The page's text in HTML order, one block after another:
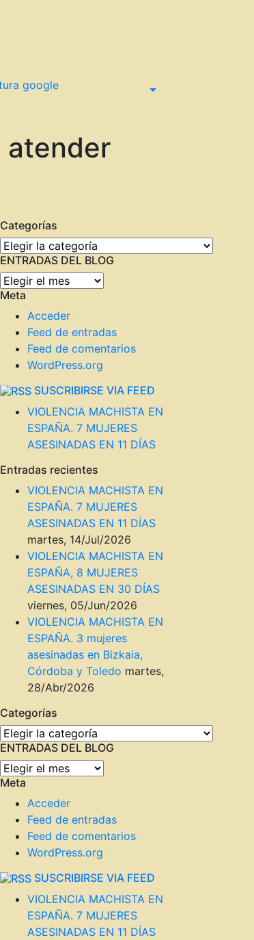
google
atender
Categorías
Categorías
ENTRADAS DEL BLOG
ENTRADAS
DEL
BLOG
Meta
Acceder
Feed de entradas
Feed de comentarios
WordPress.org
SUSCRIBIRSE VIA FEED
VIOLENCIA MACHISTA EN
ESPAÑA. 7 MUJERES
ASESINADAS EN 11 DÍAS
Entradas recientes
VIOLENCIA MACHISTA EN
ESPAÑA. 7 MUJERES
ASESINADAS EN 11 DÍAS
martes, 14/Jul/2026
VIOLENCIA MACHISTA EN
ESPAÑA, 8 MUJERES
ASESINADAS EN 30 DÍAS
viernes, 05/Jun/2026
VIOLENCIA MACHISTA EN
ESPAÑA. 3 mujeres
asesinadas en Bizkaia,
Córdoba y Toledo martes,
28/Abr/2026
Categorías
Categorías
ENTRADAS DEL BLOG
ENTRADAS
DEL
BLOG
Meta
Acceder
Feed de entradas
Feed de comentarios
WordPress.org
SUSCRIBIRSE VIA FEED
VIOLENCIA MACHISTA EN
ESPAÑA. 7 MUJERES
ASESINADAS EN 11 DÍAS